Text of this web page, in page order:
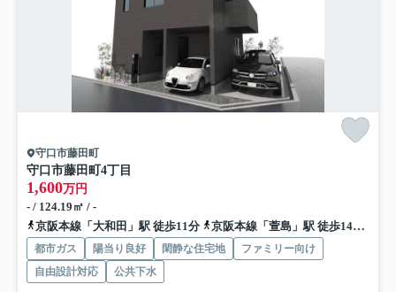
守口市藤田町
守口市藤田町4丁目
1,600万円
- / 124.19㎡ / -
京阪本線「大和田」駅 徒歩11分
京阪本線「萱島」駅 徒歩14分
都市ガス 陽当り良好 閑静な住宅地
ファミリー向け
自由設計対応
公共下水